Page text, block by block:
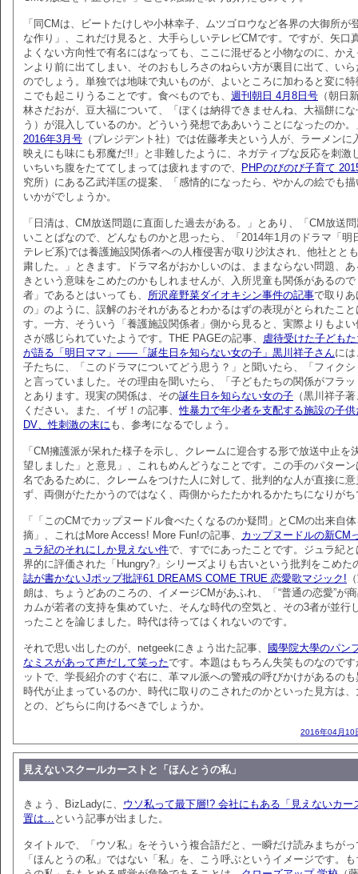
「同CMは、ビートたけしや小林幸子、ムツゴロウなど各界の大御所が
な作り」、これだけ見ると、大手らしいテレビCMです。ですが、矢口
よくない方向性で有名にはなっても、ここに混ぜると小物なのに、か
ンより前に出てしまい、そのおもしろさのねらい方が裏目に出て、い
のでしょう。単独では地味で丸いものが、よいところに加わると変に
こでも起こりうることです。食べものでも、 週刊朝日 4月8日号 （朝日
林さだおが、豆大福について、「ぼくは納得できませんね、大福餅に
う）が混入しているのか。どういう発想でああいうことになったのか
2016年3月号 （プレジデント社）では佐藤孝夫という人が、ラーメンに
映えにも味にも邪魔だ!!」と非難したように、ネガティブな反応を刺激
いちいち腹をたててしまっては疲れますので、
PHPのびのび子育て
究所）にある乙武洋匡の提案、「感情的になったら、やかんの絵でも
いかがでしょうか。
「日清は、CM放送問題に直面した過去がある。」とあり、「CM放送
いことばなので、どんなものかと思ったら、「2014年1月のドラマ「明
テレビ系)では養護施設関係者への人権侵害が取り沙汰され、他社とと
粛した。」ときます。ドラマ名がおかしいのは、ままならない問題、
きという意味をこめたのかもしれませんが、入所児童も関係があるの
者」であるとはいっても、 所沢産野菜ダイオキシン事件の記事で取り
の」のように、誤解のおそれがあるとわかるはずの表現がとられたこ
す。一方、そういう「養護施設関係者」側から見ると、実際よりもよ
さが感じられていたようです。THE PAGEの記事、 虐待受けた子ども
が語る「明日ママ」――「誕生日を知らない女の子」黒川祥子さんに
子たちに、「このドラマについてどう思う？」と聞いたら、「フィク
と言っていました。その理由を聞いたら、「子どもたちの関係がフラ
とあります。現実の関係は、その誕生日を知らない女の子 （黒川祥子
ください。また、イザ！の記事、性暴力で年少者を支配する施設の子
DV、性刺激の末に も、参考になるでしょう。
「CM擁護派が呆れた様子を示し、クレームに迎合する形で放送中止を
望しました」と意見」、これもめんどうなことです。この手のパター
名であるために、クレームをつけた人に対して、批判的な人が直接に
ず、両側がたたかうのではなく、両側からたたかれるかたちになりがち
「「このCMでカップヌードル食べたくなるのか疑問」とCMの出来自
摘」、これはMore Access! More Fun!の記事、 カップヌードルの新CM
ュラ紀のそれにしか見えない件で、すでにあったことです。ジュラ紀
界的に評価された「Hungry?」シリーズよりも古いという批判をこめた
誌が書かないJポップ批評61 DREAMS COME TRUE 恋愛歌マジック!
朗は、ちょうどあのころの、イメージCMがあふれ、「“普通の恋愛”が
カムが若者の支持を集めていた、そんな時代の空気と、その3者が並行
ったことを論じました。時代は待ってはくれないのです。
それで思い出したのが、netgeekにきょう出た記事、
國學院大學のパン
なミスがあって声だして笑ったです。本題はもちろん失笑ものなので
ットで、学長紹介のすぐ右に、革マル派への警戒の呼びかけがあるの
時代が止まっているのか、時代に取りのこされたのかといった見方は
との、どちらに向けるべきでしょうか。
2016年04月10
見えないスクールカーストと「ほんとうの私」
きょう、BizLadyに、 ウソ私って最下層!? 会社にもある「見えないカー
置は… という記事が出ました。
タイトルで、「ウソ私」をそういう複合語だと、一瞬だけ読みまちが
「ほんとうの私」ではない「私」を、こう呼ぶというイメージです。